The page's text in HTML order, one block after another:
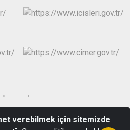
Bulvarı No:75 Çivril/DENİZLİ
verebilmek için sitemizde